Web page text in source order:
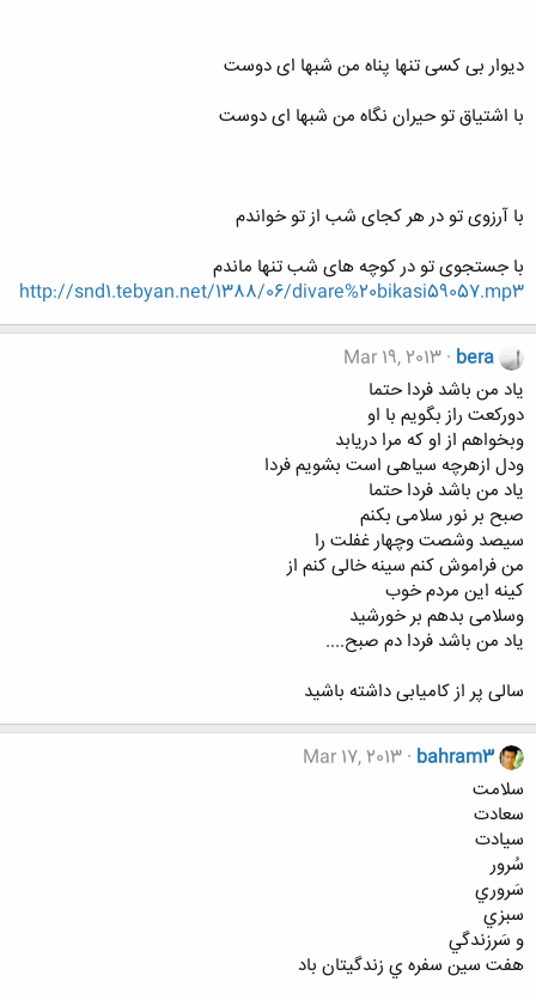
دیوار بی کسی تنها پناه من شبها ای دوست
با اشتیاق تو حیران نگاه من شبها ای دوست
با آرزوی تو در هر کجای شب از تو خواندم
با جستجوی تو در کوچه های شب تنها ماندم
http://snd1.tebyan.net/1388/06/divare%20bikasi59057.mp3
bera
Mar 19, 2013
یاد من باشد فردا حتما
دورکعت راز بگویم با او
وبخواهم از او که مرا دریابد
ودل ازهرچه سیاهی است بشویم فردا
یاد من باشد فردا حتما
صبح بر نور سلامی بکنم
سیصد وشصت وچهار غفلت را
من فراموش کنم سینه خالی کنم از
کینه این مردم خوب
وسلامی بدهم بر خورشید
یاد من باشد فردا دم صبح....
سالی پر از کامیابی داشته باشید
bahram3
Mar 17, 2013
سلامت
سعادت
سيادت
سُرور
سَروري
سبزي
و سَرزندگي
هفت سين سفره ي زندگيتان باد